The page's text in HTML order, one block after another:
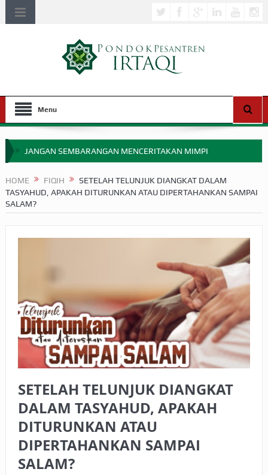
Menu
JANGAN SEMBARANGAN MENCERITAKAN MIMPI
MIMPI YANG DIABAIKAN MENJELANG PERANG BADAR
BAGAIMANA CARA MEMBAYAR ZAKAT UANG?
UANG HARAM BISA MENJADI HALAL JIKA SEBAB
KEPEMILIKANNYA BERUBAH
ISTIDLAL BATIL VS ISTIDLAL SYAR’I
HUKUM MEMBAYAR ZAKAT DENGAN CARA MENGANGSUR
HUKUM MEMBAYAR ZAKAT KEPADA KERABAT SENDIRI
HOME FIQIH
SETELAH TELUNJUK DIANGKAT DALAM
TASYAHUD, APAKAH DITURUNKAN ATAU DIPERTAHANKAN SAMPAI
SALAM?
SETELAH TELUNJUK DIANGKAT
DALAM TASYAHUD, APAKAH
DITURUNKAN ATAU
DIPERTAHANKAN SAMPAI
SALAM?